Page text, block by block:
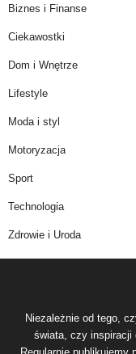
Biznes i Finanse
Ciekawostki
Dom i Wnętrze
Lifestyle
Moda i styl
Motoryzacja
Sport
Technologia
Zdrowie i Uroda
Niezależnie od tego,
świata, czy inspiracji